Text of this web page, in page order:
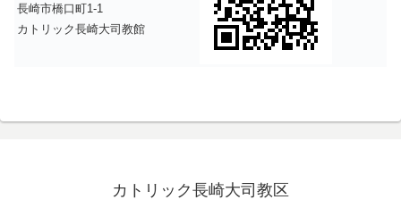
長崎市橋口町1-1
カトリック長崎大司教館
カトリック長崎大司教区